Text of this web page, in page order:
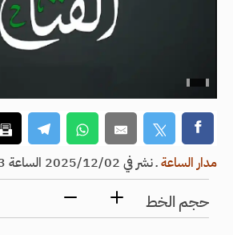
مدار الساعةـنشر في 2025/12/02 الساعة 18:33
حجم الخط